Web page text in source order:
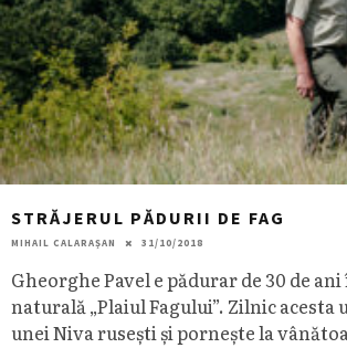
STRĂJERUL PĂDURII DE FAG
MIHAIL CALARAȘAN 31/10/2018
Gheorghe Pavel e pădurar de 30 de
naturală „Plaiul Fagului”. Zilnic acesta
unei Niva rusești și pornește la